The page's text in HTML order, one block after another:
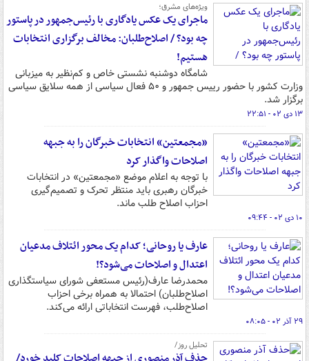
ویژه‌های مشرق؛
ماجرای یک عکس یادگاری با رئیس‌جمهور در پاستور
چه بود؟ / اصلاح‌طلبان: مخالف برگزاری انتخابات
هستیم!
شامگاه دوشنبه نشستی خاص و کم‌نظیر به میزبانی
وزارت کشور با حضور رییس جمهور و ۵۰ فعال سیاسی از همه سلایق سیاسی
برگزار شد.
۱۳ دی ۰۲ - ۲۲:۵۱
«مجمعتین» انتخابات خبرگان را به جبهه
اصلاحات واگذار کرد
با توجه به اعلام موضع «مجمعتین» در انتخابات
خبرگان رهبری باید منتظر تحرک و تصمیم‌گیری
احزاب اصلاح طلب ماند.
۱۰ دی ۰۲ - ۰۹:۴۴
عارف یا روحانی؛ کدام یک محور ائتلاف مدعیان
اعتدال و اصلاحات می‌شود؟!
محمدرضا عارف(رئیس مستعفی شورای سیاستگذاری
اصلاح‌طلبان) احتمالا به همراه برخی احزاب
اصلاح‌طلب، فهرست انتخاباتی ارائه می‌کند.
۲۹ آذر ۰۲ - ۰۸:۰۵
تحلیل روز/